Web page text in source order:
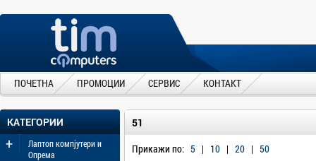
ПОЧЕТНА ПРОМОЦИИ СЕРВИС КОНТАКТ
КАТЕГОРИИ
Лаптоп компјутери и
Опрема
+
51
Прикажи по: 5 | 10 | 20 | 50